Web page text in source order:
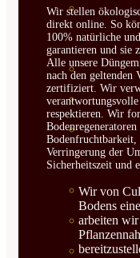
SUELO
Wir stellen
direkt online. So
100% natürliche
garantieren und sie
Alle unsere
nach den geltenden
zertifiziert. Wir
respektieren. Wir
Verringerung der
Sicherheitszeit und
Wir von
Bodens
arbeiten